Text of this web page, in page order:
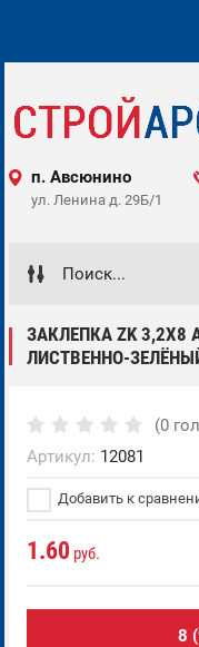
п. Авсюнино
ул. Ленина д. 29Б/1 ‌‌‍‍
ЗАКЛЕПКА ZK
ЛИСТВЕННО-
(0
Артикул: 12081
Добавить к
1.60 руб.
8